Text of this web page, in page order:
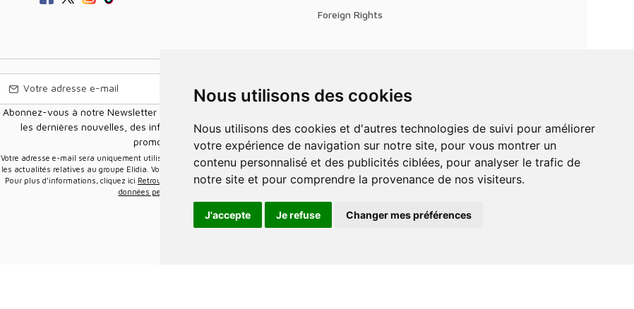
Nous utilisons des cookies
Nous utilisons des cookies et d'autres technologies de suivi pour améliorer
votre expérience de navigation sur notre site, pour vous montrer un
contenu personnalisé et des publicités ciblées, pour analyser le trafic de
notre site et pour comprendre la provenance de nos visiteurs.
J'accepte Je refuse Changer mes préférences
Foreign Rights
Abonnez-vous à notre Newsletter pour recevoir nos nouvelles offres,
les dernières nouvelles, des informations sur les ventes et les
promotions.
Votre adresse e-mail sera uniquement utilisée pour vous envoyer des informations sur
les actualités relatives au groupe Elidia. Vous pouvez vous désinscrire à tout moment.
Pour plus d’informations, cliquez ici Retrouvez ici notre politique de protection de vos
données personnelles